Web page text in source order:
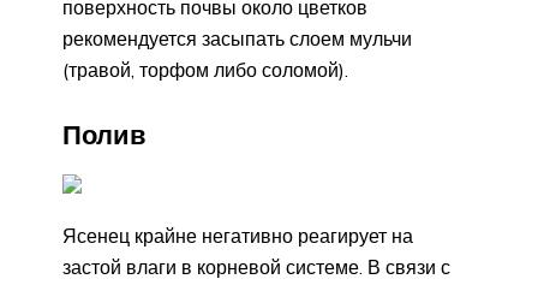
поверхность почвы около цветков
рекомендуется засыпать слоем мульчи
(травой, торфом либо соломой).
Полив
Ясенец крайне негативно реагирует на
застой влаги в корневой системе. В связи с